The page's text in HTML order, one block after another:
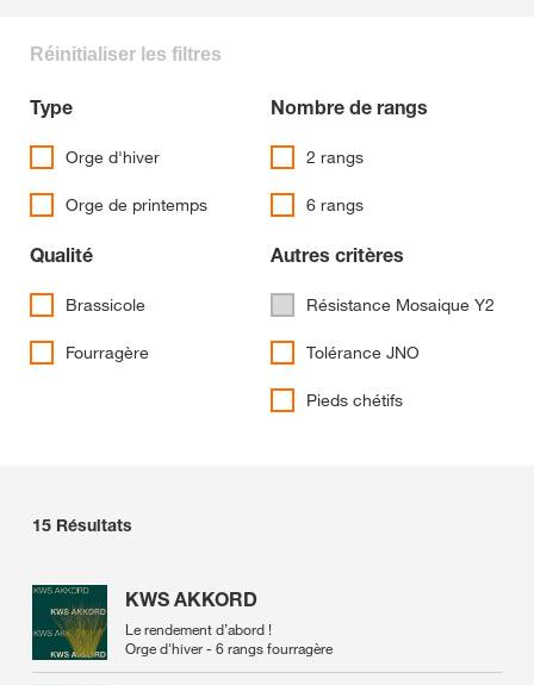
Réinitialiser les filtres
Type
Orge d'hiver
Orge de printemps
Nombre de rangs
2 rangs
6 rangs
Qualité
Brassicole
Fourragère
Autres critères
Résistance Mosaique Y2
Tolérance JNO
Pieds chétifs
15 Résultats
KWS AKKORD
Le rendement d’abord !
Orge d'hiver - 6 rangs fourragère